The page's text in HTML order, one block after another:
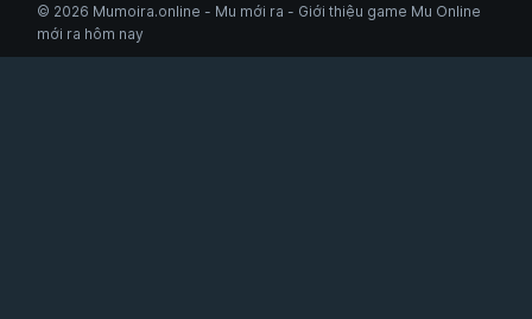
© 2026 Mumoira.online - Mu mới ra - Giới thiệu game Mu Online
mới ra hôm nay